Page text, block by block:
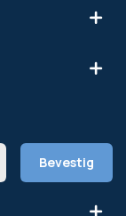
Bevestig